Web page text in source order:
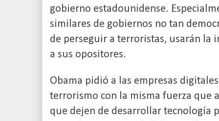
gobierno estadounidense.
similares de gobiernos no tan
de perseguir a terroristas, usarán la
a sus opositores.
Obama pidió a las empresas
terrorismo con la misma fuerza que
que dejen de desarrollar tecnología